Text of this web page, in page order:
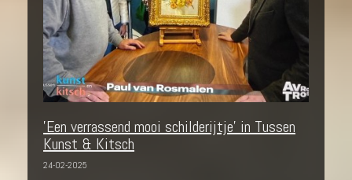
'Een verrassend mooi schilderijtje' in Tussen
Kunst & Kitsch
24-02-2025